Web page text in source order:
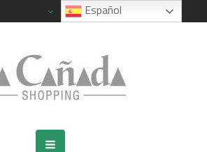
Español